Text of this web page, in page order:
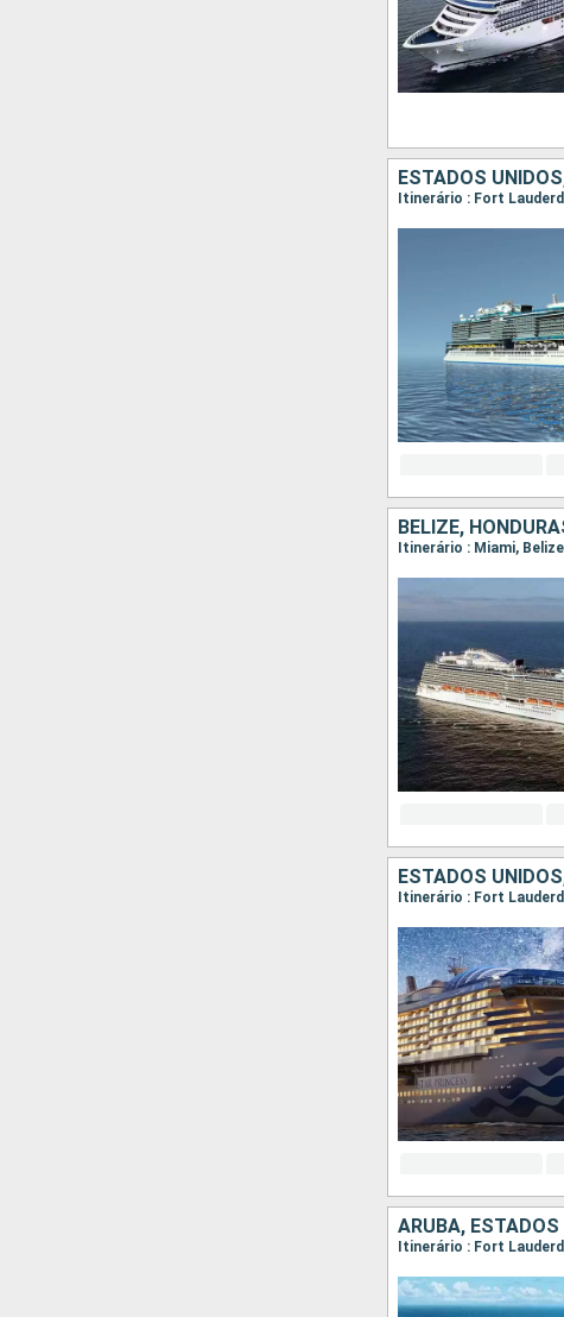
ESTADOS
Itinerário : Fort
BELIZE,
Itinerário : Miami,
ESTADOS
Itinerário : Fort
ARUBA, ESTADOS
Itinerário : Fort